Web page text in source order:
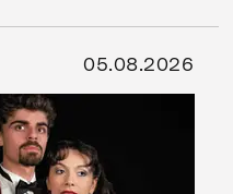
05.08.2026